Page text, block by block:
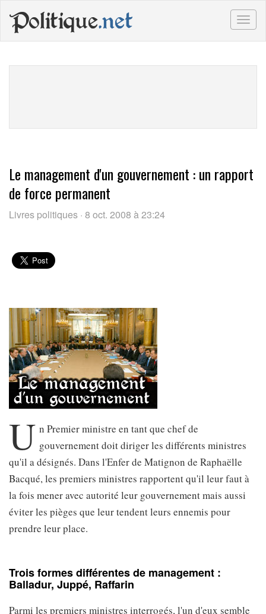
Politique.net
Le management d'un gouvernement : un rapport
de force permanent
Livres politiques · 8 oct. 2008 à 23:24
U n Premier ministre en tant que chef de
gouvernement doit diriger les différents ministres
qu'il a désignés. Dans l'Enfer de Matignon de Raphaëlle
Bacqué, les premiers ministres rapportent qu'il leur faut à
la fois mener avec autorité leur gouvernement mais aussi
éviter les pièges que leur tendent leurs ennemis pour
prendre leur place.
Trois formes différentes de management :
Balladur, Juppé, Raffarin
Parmi les premiers ministres interrogés, l'un d'eux semble